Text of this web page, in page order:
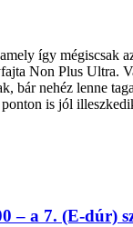
így mégiscsak
Non Plus Ultra.
bár nehéz lenne
is jól
– a 7. (E-dúr)